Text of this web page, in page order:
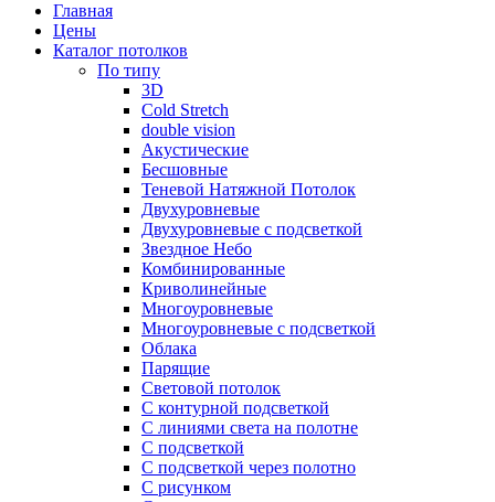
Главная
Цены
Каталог потолков
По типу
3D
Cold Stretch
double vision
Акустические
Бесшовные
Теневой Натяжной Потолок
Двухуровневые
Двухуровневые с подсветкой
Звездное Небо
Комбинированные
Криволинейные
Многоуровневые
Многоуровневые с подсветкой
Облака
Парящие
Световой потолок
С контурной подсветкой
С линиями света на полотне
С подсветкой
С подсветкой через полотно
С рисунком